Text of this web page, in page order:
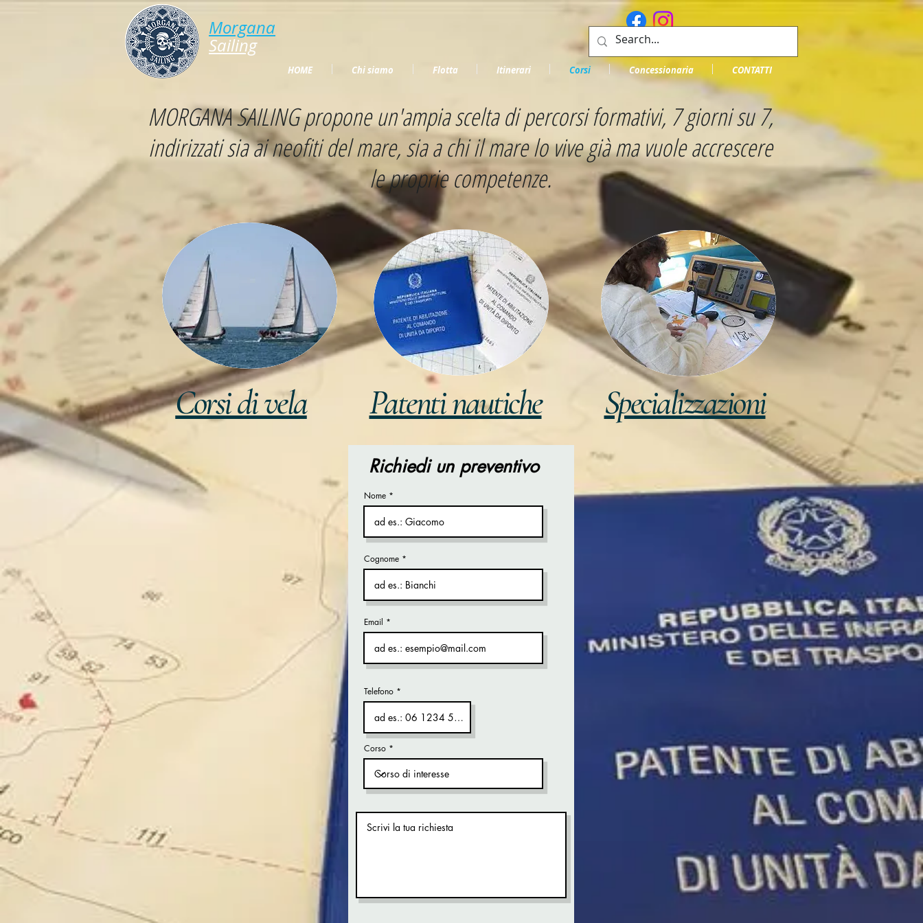
Morgana​
​​​Sailing
HOME Chi siamo Flotta Itinerari Corsi Concessionaria CONTATTI
MORGANA SAILING propone un'ampia scelta di percorsi formativi, 7 giorni su 7,
indirizzati sia ai neofiti del mare, sia a chi il mare lo vive già ma vuole accrescere
le proprie competenze.
Corsi di vela Patenti nautiche Specializzazioni
Richiedi un preventivo
Nome
Cognome
Email
Telefono
Corso